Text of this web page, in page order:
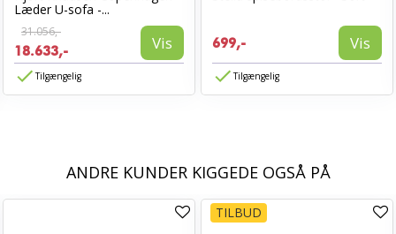
Læder U-sofa -...
31.056,-
18.633,- Vis
Tilgængelig
699,- Vis
Tilgængelig
ANDRE KUNDER KIGGEDE OGSÅ PÅ
TILBUD